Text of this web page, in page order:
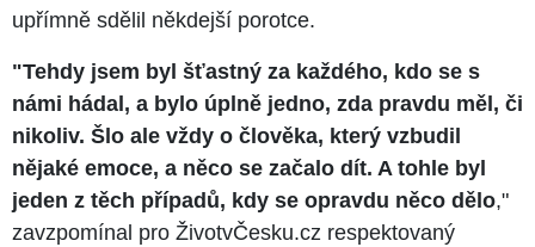
upřímně sdělil někdejší porotce.
"Tehdy jsem byl šťastný za každého, kdo se s
námi hádal, a bylo úplně jedno, zda pravdu měl, či
nikoliv. Šlo ale vždy o člověka, který vzbudil
nějaké emoce, a něco se začalo dít. A tohle byl
jeden z těch případů, kdy se opravdu něco dělo,"
zavzpomínal pro ŽivotvČesku.cz respektovaný